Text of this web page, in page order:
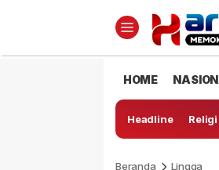
HOME
Headline Religi
Beranda Lingga